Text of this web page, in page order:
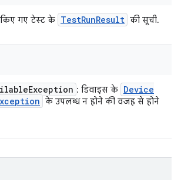
गए टेस्ट के TestRunResult की सूची.
Exception : डिवाइस के Device
के उपलब्ध न होने की वजह से होने